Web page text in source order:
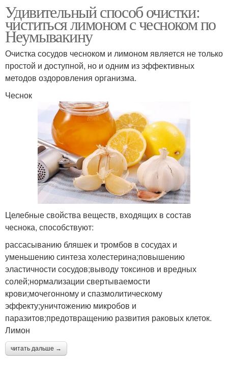
Удивительный способ очистки:
чиститься лимоном с чесноком по
Неумывакину
Очистка сосудов чесноком и лимоном является не только
простой и доступной, но и одним из эффективных
методов оздоровления организма.
Чеснок
Целебные свойства веществ, входящих в состав
чеснока, способствуют:
рассасыванию бляшек и тромбов в сосудах и
уменьшению синтеза холестерина;повышению
эластичности сосудов;выводу токсинов и вредных
солей;нормализации свертываемости
крови;мочегонному и спазмолитическому
эффекту;уничтожению микробов и
паразитов;предотвращению развития раковых клеток.
Лимон
читать дальше →